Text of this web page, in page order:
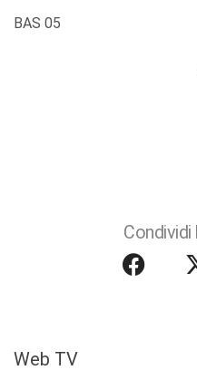
BAS 05
Web TV